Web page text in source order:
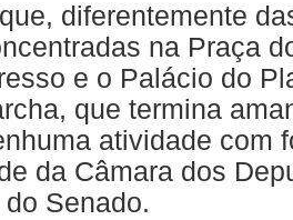
diferentemente
na Praça
e o Palácio do
que termina
atividade com
da Câmara dos
Senado.